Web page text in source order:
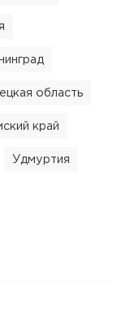
область
край
Удмуртия